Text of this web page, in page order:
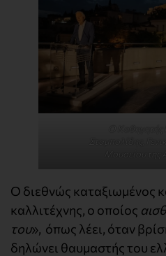
Μουσείου της
Ο διεθνώς καταξιωμένος
καλλιτέχνης, ο οποίος
του», όπως λέει, όταν
δηλώνει θαυμαστής του